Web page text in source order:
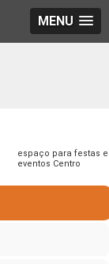
MENU
espaço para festas e
eventos Centro